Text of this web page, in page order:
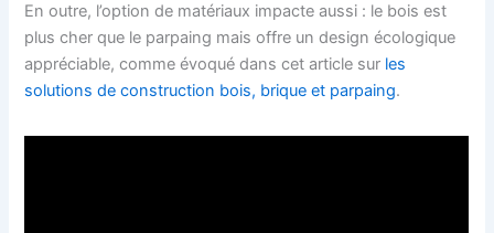
En outre, l’option de matériaux impacte aussi : le bois est
plus cher que le parpaing mais offre un design écologique
appréciable, comme évoqué dans cet article sur les
solutions de construction bois, brique et parpaing.